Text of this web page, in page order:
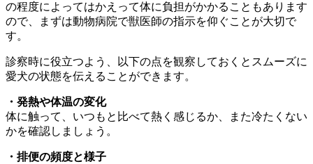
の程度によってはかえって体に負担がかかることもあります
ので、まずは動物病院で獣医師の指示を仰ぐことが大切で
す。
診察時に役立つよう、以下の点を観察しておくとスムーズに
愛犬の状態を伝えることができます。
・発熱や体温の変化
体に触って、いつもと比べて熱く感じるか、また冷たくない
かを確認しましょう。
・排便の頻度と様子